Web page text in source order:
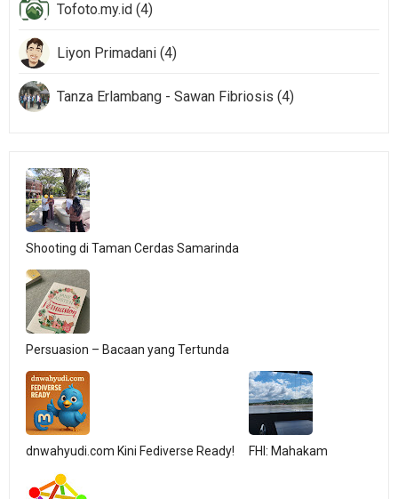
Tofoto.my.id (4)
Liyon Primadani (4)
Tanza Erlambang - Sawan Fibriosis (4)
Shooting di Taman Cerdas Samarinda
Persuasion – Bacaan yang Tertunda
dnwahyudi.com Kini Fediverse Ready! FHI: Mahakam